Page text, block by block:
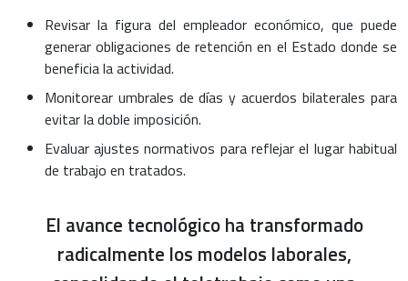
Revisar la figura del empleador económico, que puede
generar obligaciones de retención en el Estado donde se
beneficia la actividad.
Monitorear umbrales de días y acuerdos bilaterales para
evitar la doble imposición.
Evaluar ajustes normativos para reflejar el lugar habitual
de trabajo en tratados.
El avance tecnológico ha transformado
radicalmente los modelos laborales,